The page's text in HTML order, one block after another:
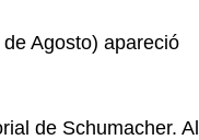
Agosto) apareció
de Schumacher. Al